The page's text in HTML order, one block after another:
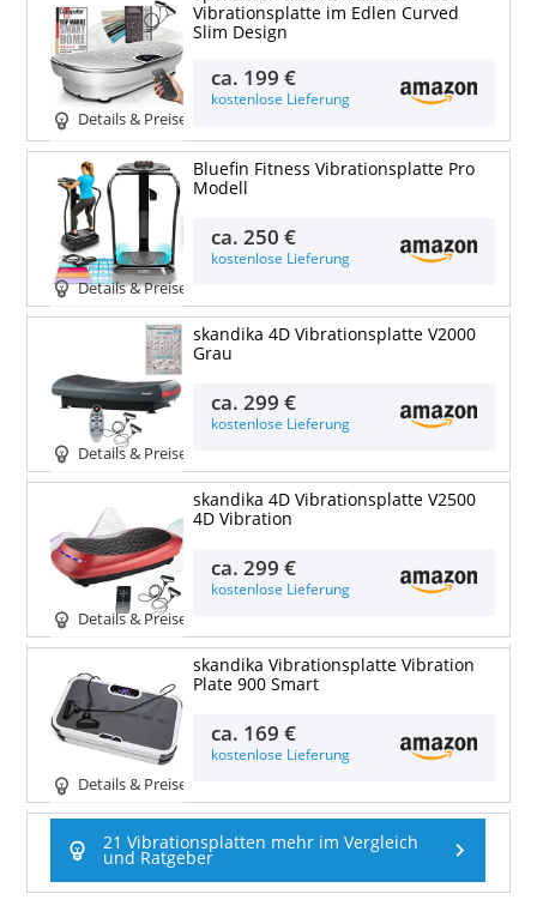
Details & Preise
Vibrationsplatte im Edlen Curved
Slim Design
ca. 199 €
kostenlose Lieferung
Details & Preise
Bluefin Fitness Vibrationsplatte Pro
Modell
ca.250 €
kostenlose Lieferung
Details & Preise
skandika 4D Vibrationsplatte V2000
Grau
ca.299 €
kostenlose Lieferung
Details & Preise
skandika 4D Vibrationsplatte V2500
4D Vibration
ca.299 €
kostenlose Lieferung
Details & Preise
skandika Vibrationsplatte Vibration
Plate 900 Smart
ca. 169 €
kostenlose Lieferung
21 Vibrationsplatten mehr im Vergleich
und Ratgeber